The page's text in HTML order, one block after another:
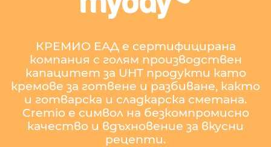
КРЕМИО ЕАД е сертифицирана
компания с голям производствен
капацитет за UHT продукти като
кремове за готвене и разбиване, както
и готварска и сладкарска сметана.
Cremio е символ на безкомпромисно
качество и вдъхновение за вкусни
рецепти.